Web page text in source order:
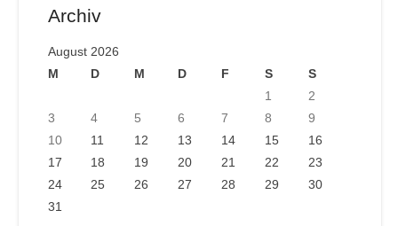
Archiv
August 2026
M
D M D F S
S
1
2
3
4 5 6 7 8
9
10
11 12 13 14 15
16
17
18 19 20 21 22
23
24
25 26 27 28 29
30
31